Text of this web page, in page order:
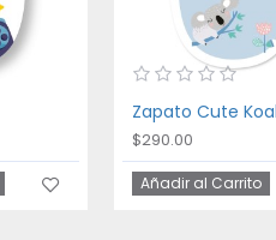
Zapato Cute
$290.00
Añadir al Carrito